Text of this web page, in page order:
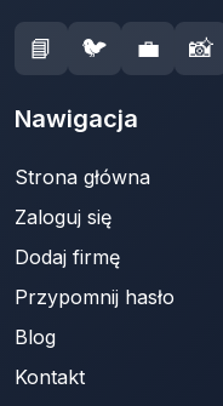
📘 🐦 💼 📸
Nawigacja
Strona główna
Zaloguj się
Dodaj firmę
Przypomnij hasło
Blog
Kontakt